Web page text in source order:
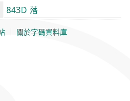
843D 落
關於字碼資料庫